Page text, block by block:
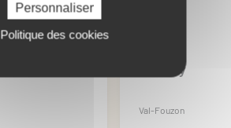
Berry
Val-Fouzon
Personnaliser
Politique des cookies